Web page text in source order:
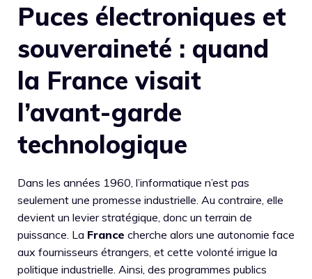
Puces électroniques et
souveraineté : quand
la France visait
l’avant-garde
technologique
Dans les années 1960, l’informatique n’est pas
seulement une promesse industrielle. Au contraire, elle
devient un levier stratégique, donc un terrain de
puissance. La France cherche alors une autonomie face
aux fournisseurs étrangers, et cette volonté irrigue la
politique industrielle. Ainsi, des programmes publics